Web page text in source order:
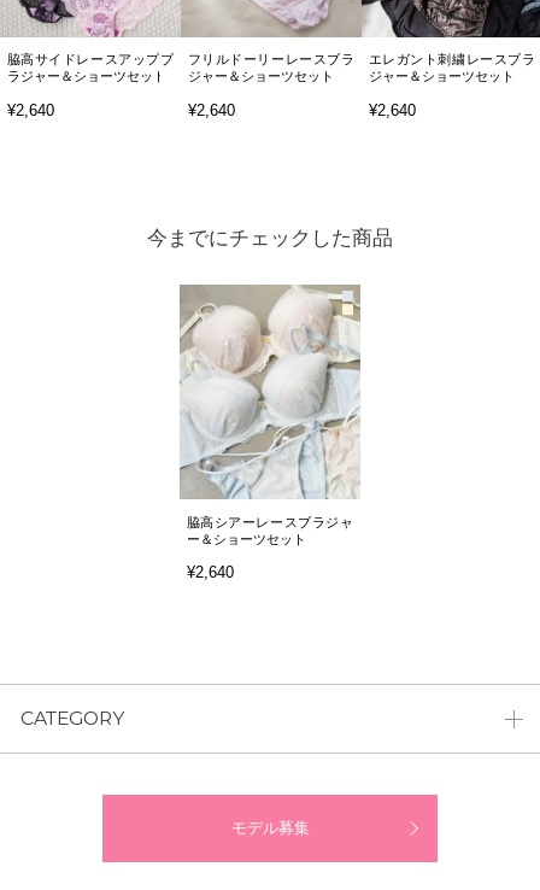
脇高サイドレースアップブ
ラジャー＆ショーツセット
¥2,640
フリルドーリーレースブラ
ジャー＆ショーツセット
¥2,640
エレガント刺繍レースブラ
ジャー＆ショーツセット
¥2,640
今までにチェックした商品
脇高シアーレースブラジャ
ー＆ショーツセット
¥2,640
CATEGORY
モデル募集